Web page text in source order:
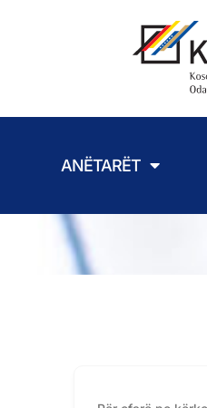
ANËTARËT